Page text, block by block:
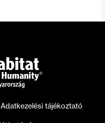
Adatkezelési tájékoztató